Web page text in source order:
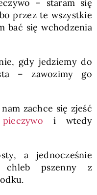
– staram się
przez te wszystkie
bać się wchodzenia
gdy jedziemy do
– zawozimy go
zachce się zjeść
i wtedy
a jednocześnie
chleb pszenny z